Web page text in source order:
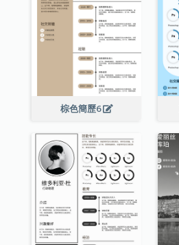
棕色簡歷6